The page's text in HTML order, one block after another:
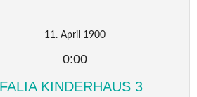
11. April 1900
0:00
KINDERHAUS 3